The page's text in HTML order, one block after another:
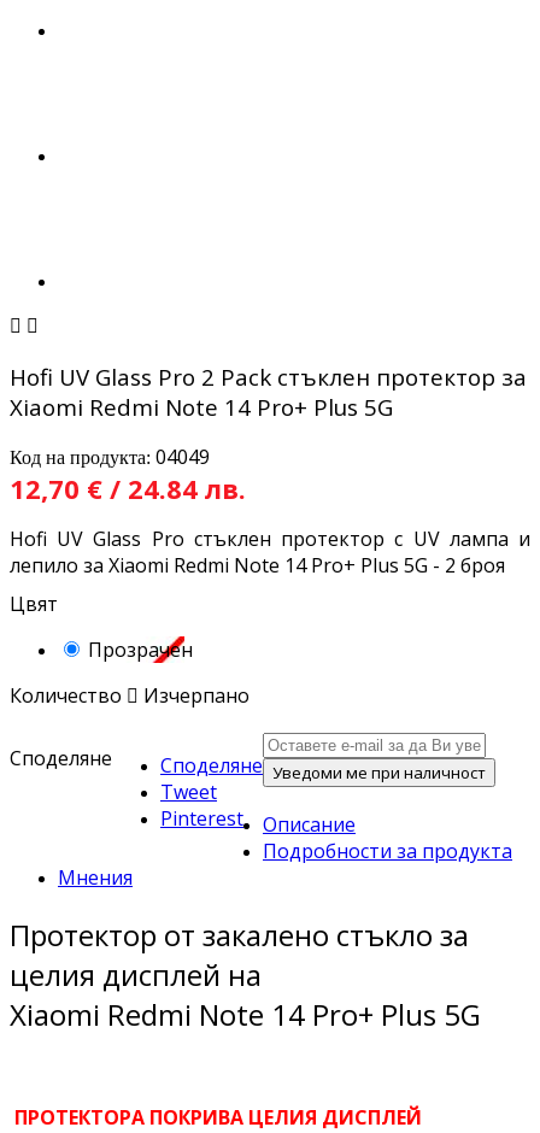
 
Hofi UV Glass Pro 2 Pack стъклен протектор за
Xiaomi Redmi Note 14 Pro+ Plus 5G
Код на продукта: 04049
12,70 € / 24.84 лв.
Hofi UV Glass Pro стъклен протектор с UV лампа и
лепило за Xiaomi Redmi Note 14 Pro+ Plus 5G - 2 броя
Цвят
Прозрачен
Количество  Изчерпано
Споделяне
Споделяне
Tweet
Pinterest
Уведоми ме при наличност
Описание
Подробности за продукта
Мнения
Протектор от закалено стъкло за
целия дисплей на
Xiaomi Redmi Note 14 Pro+ Plus 5G
ПРОТЕКТОРА ПОКРИВА ЦЕЛИЯ ДИСПЛЕЙ